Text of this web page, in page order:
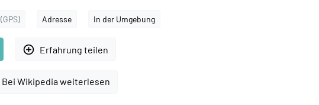
(GPS) Adresse In der Umgebung
add_circle_outline Erfahrung teilen
Bei Wikipedia weiterlesen